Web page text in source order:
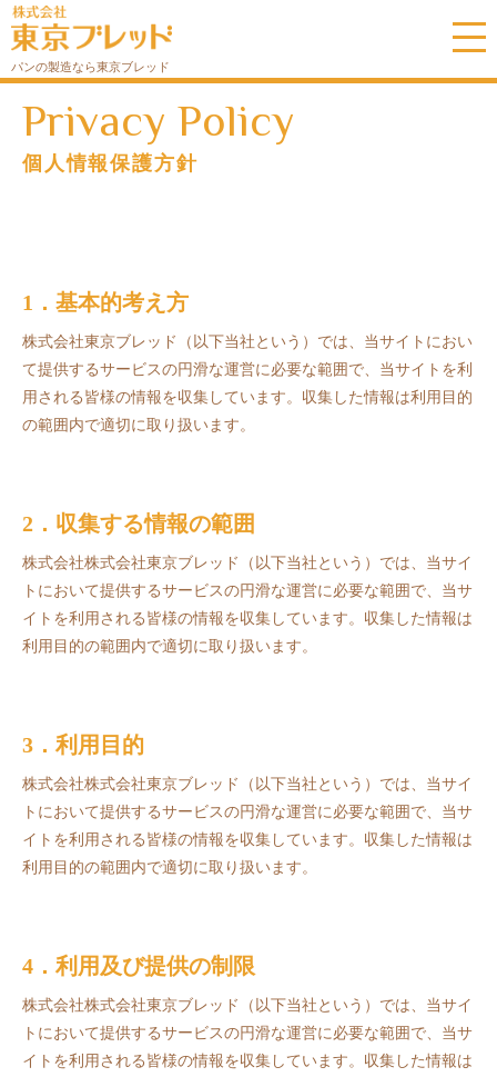
パンの製造なら東京ブレッド
個人情報保護方針
1．基本的考え方
株式会社東京ブレッド（以下当社という）では、当サイトにおい
て提供するサービスの円滑な運営に必要な範囲で、当サイトを利
用される皆様の情報を収集しています。収集した情報は利用目的
の範囲内で適切に取り扱います。
2．収集する情報の範囲
株式会社株式会社東京ブレッド（以下当社という）では、当サイ
トにおいて提供するサービスの円滑な運営に必要な範囲で、当サ
イトを利用される皆様の情報を収集しています。収集した情報は
利用目的の範囲内で適切に取り扱います。
3．利用目的
株式会社株式会社東京ブレッド（以下当社という）では、当サイ
トにおいて提供するサービスの円滑な運営に必要な範囲で、当サ
イトを利用される皆様の情報を収集しています。収集した情報は
利用目的の範囲内で適切に取り扱います。
4．利用及び提供の制限
株式会社株式会社東京ブレッド（以下当社という）では、当サイ
トにおいて提供するサービスの円滑な運営に必要な範囲で、当サ
イトを利用される皆様の情報を収集しています。収集した情報は